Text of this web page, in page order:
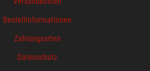
Bestellinformationen
Zahlungsarten
Datenschutz